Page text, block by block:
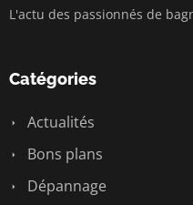
L'actu des passionnés de
Catégories
Actualités
Bons plans
Dépannage